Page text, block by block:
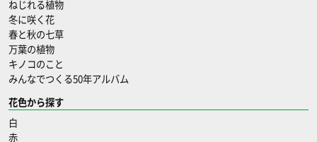
ねじれる植物
冬に咲く花
春と秋の七草
万葉の植物
キノコのこと
みんなでつくる50年アルバム
花色から探す
白
赤